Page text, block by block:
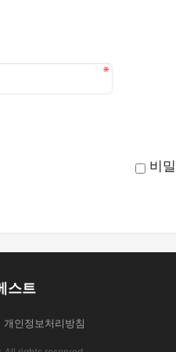
비
스트
개인정보처리방침